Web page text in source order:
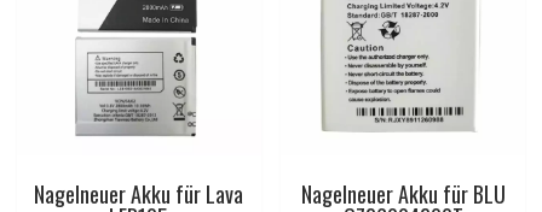
Nagelneuer Akku für Lava Nagelneuer Akku für BLU